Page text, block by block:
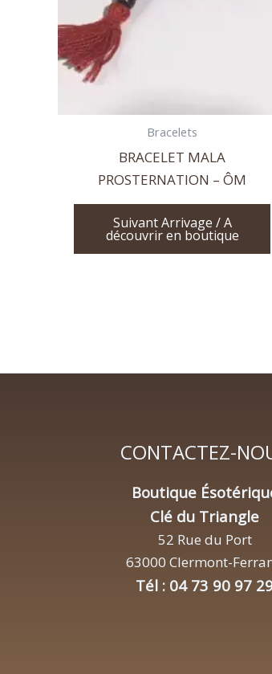
Bracelets
BRACELET MALA
PROSTERNATION – ÔM
Suivant Arrivage / A
découvrir en boutique
CONTACTEZ-
Boutique
Clé du Triangle
52 Rue du Port
63000 Clermont-
Tél : 04 73 90 97